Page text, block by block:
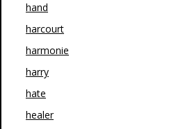
hand
harcourt
harmonie
harry
hate
healer